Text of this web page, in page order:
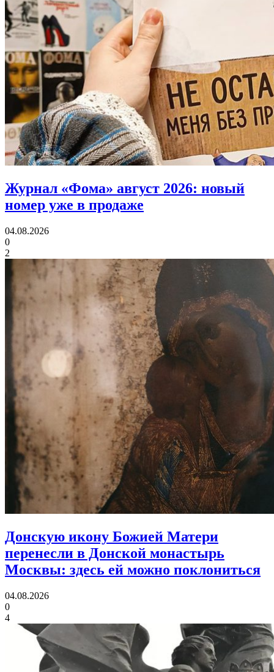
Журнал «Фома» август 2026: новый
номер уже в продаже
04.08.2026
0
2
Донскую икону Божией Матери
перенесли в Донской монастырь
Москвы: здесь ей можно поклониться
04.08.2026
0
4